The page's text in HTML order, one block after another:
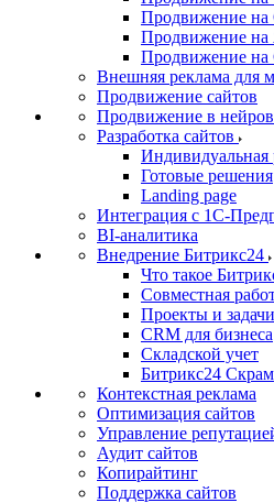
Продвижение на
Продвижение на
Продвижение
Внешняя реклама для
Продвижение сайтов
Продвижение в
Разработка сайтов
Индивидуальная
Готовые решения
Landing page
Интеграция с 1С-
BI-аналитика
Внедрение Битрикс24
Что такое
Совместная
Проекты и задачи
СRМ для бизнеса
Складской учет
Битрикс24 Скрам
Контекстная реклама
Оптимизация сайтов
Управление
Аудит сайтов
Копирайтинг
Поддержка сайтов